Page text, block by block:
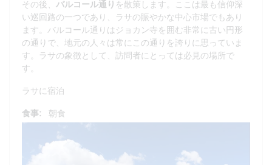
その後、 バルコール通り を散策します。ここは最も信仰深
い巡回路の一つであり、ラサの賑やかな中心市場でもあり
ます。バルコール通りはジョカン寺を囲む非常に古い円形
の通りで、地元の人々は常にこの通りを誇りに思っていま
す。ラサの象徴として、訪問者にとっては必見の場所で
す。
ラサに宿泊
食事: 朝食